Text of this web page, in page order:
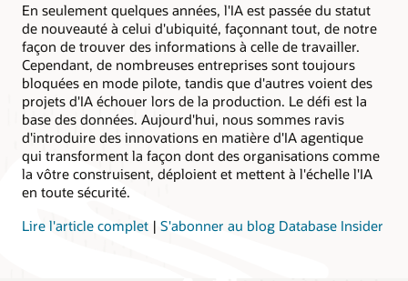
En seulement quelques années, l'IA est passée du statut
de nouveauté à celui d'ubiquité, façonnant tout, de notre
façon de trouver des informations à celle de travailler.
Cependant, de nombreuses entreprises sont toujours
bloquées en mode pilote, tandis que d'autres voient des
projets d'IA échouer lors de la production. Le défi est la
base des données. Aujourd'hui, nous sommes ravis
d'introduire des innovations en matière d'IA agentique
qui transforment la façon dont des organisations comme
la vôtre construisent, déploient et mettent à l'échelle l'IA
en toute sécurité.
Lire l'article complet | S'abonner au blog Database Insider